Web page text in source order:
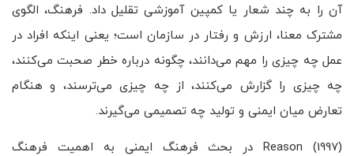
آن را به چند شعار یا کمپین آموزشی تقلیل داد. فرهنگ، الگوی
مشترک معنا، ارزش و رفتار در سازمان است؛ یعنی اینکه افراد در
عمل چه چیزی را مهم می‌دانند، چگونه درباره خطر صحبت می‌کنند،
چه چیزی را گزارش می‌کنند، از چه چیزی می‌ترسند، و هنگام
تعارض میان ایمنی و تولید چه تصمیمی می‌گیرند.
Reason (1997) در بحث فرهنگ ایمنی به اهمیت فرهنگ